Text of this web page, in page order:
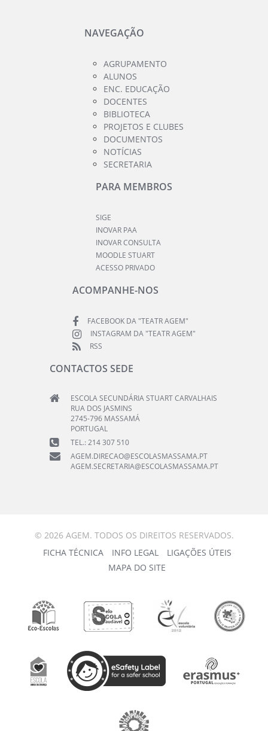
NAVEGAÇÃO
AGRUPAMENTO
ALUNOS
ENC. EDUCAÇÃO
DOCENTES
BIBLIOTECA
PROJETOS E CLUBES
DOCUMENTOS
NOTÍCIAS
SECRETARIA
PARA MEMBROS
SIGE
INOVAR PAA
INOVAR CONSULTA
MOODLE STUART
ACESSO PRIVADO
ACOMPANHE-NOS
FACEBOOK DA "TEATR AGEM"
INSTAGRAM DA "TEATR AGEM"
RSS
CONTACTOS SEDE
ESCOLA SECUNDÁRIA STUART CARVALHAIS
RUA DOS JASMINS
2745-796 MASSAMÁ
PORTUGAL
TEL.: 214 307 510
AGEM.DIRECAO@ESCOLASMASSAMA.PT
AGEM.SECRETARIA@ESCOLASMASSAMA.PT
© 2026 AGEM. TODOS OS DIREITOS RESERVADOS.
FICHA TÉCNICA
INFO LEGAL
LIGAÇÕES ÚTEIS
MAPA DO SITE